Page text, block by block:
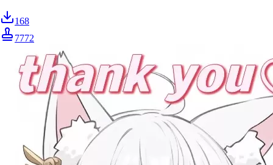
168
7772